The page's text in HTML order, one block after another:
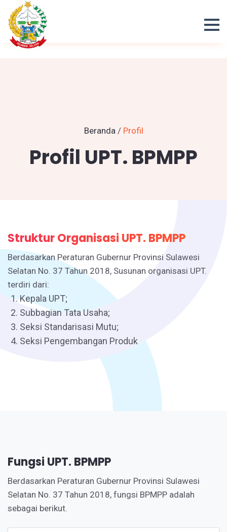
Beranda/ Profil
Profil UPT. BPMPP
Struktur Organisasi UPT. BPMPP
Berdasarkan Peraturan Gubernur Provinsi Sulawesi
Selatan No. 37 Tahun 2018, Susunan organisasi UPT.
terdiri dari:
Kepala UPT;
Subbagian Tata Usaha;
Seksi Standarisasi Mutu;
Seksi Pengembangan Produk
Fungsi UPT. BPMPP
Berdasarkan Peraturan Gubernur Provinsi Sulawesi
Selatan No. 37 Tahun 2018, fungsi BPMPP adalah
sebagai berikut.